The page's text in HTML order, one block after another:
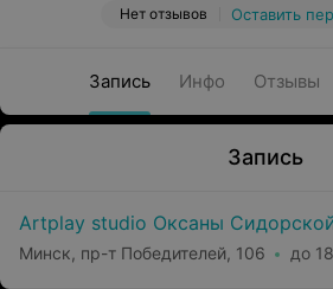
Нет отзывов Оставить
Запись Инфо Отзывы
Запись
Artplay studio Оксаны
Минск, пр-т Победителей, 106 до